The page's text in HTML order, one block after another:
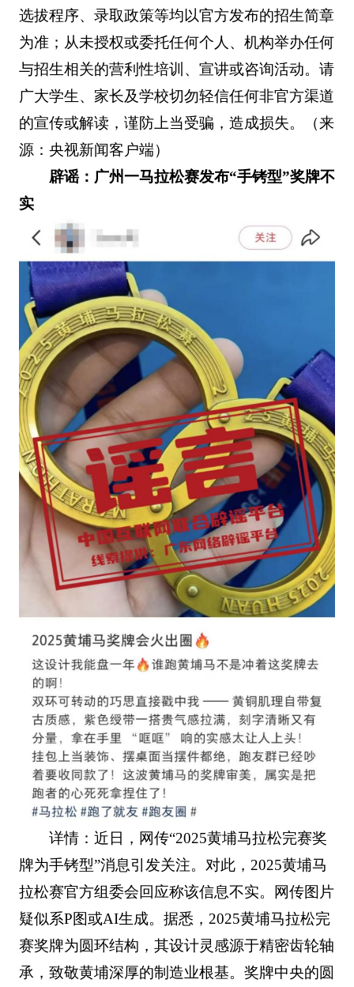
选拔程序、录取政策等均以官方发布的招生简章
为准；从未授权或委托任何个人、机构举办任何
与招生相关的营利性培训、宣讲或咨询活动。请
广大学生、家长及学校切勿轻信任何非官方渠道
的宣传或解读，谨防上当受骗，造成损失。（来
源：央视新闻客户端）
辟谣：广州一马拉松赛发布“手铐型”奖牌不
实
详情：近日，网传“2025黄埔马拉松完赛奖
牌为手铐型”消息引发关注。对此，2025黄埔马
拉松赛官方组委会回应称该信息不实。网传图片
疑似系P图或AI生成。据悉，2025黄埔马拉松完
赛奖牌为圆环结构，其设计灵感源于精密齿轮轴
承，致敬黄埔深厚的制造业根基。奖牌中央的圆